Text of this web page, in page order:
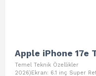
Apple iPhone 17e
Temel Teknik Özellikler
2026)Ekran: 6.1 inç Super